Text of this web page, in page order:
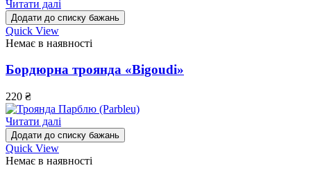
Читати далі
Додати до списку бажань
Quick View
Немає в наявності
Бордюрна троянда «Bigoudi»
220 ₴
Читати далі
Додати до списку бажань
Quick View
Немає в наявності